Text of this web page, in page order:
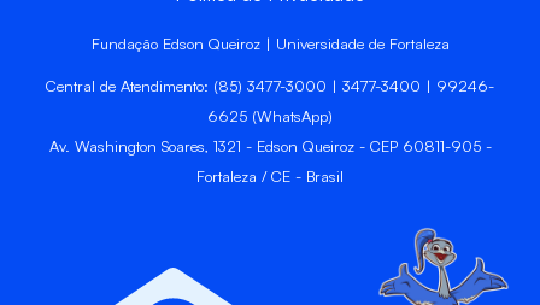
Fundação Edson Queiroz | Universidade de Fortaleza
Central de Atendimento: (85) 3477-3000 | 3477-3400 | 99246-
6625 (WhatsApp)
Av. Washington Soares, 1321 - Edson Queiroz - CEP 60811-905 -
Fortaleza / CE - Brasil